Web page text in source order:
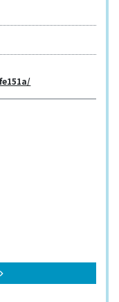
keyboard_arrow_right